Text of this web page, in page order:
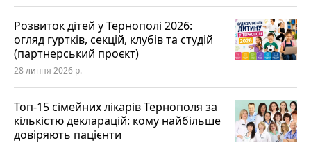
Розвиток дітей у Тернополі 2026:
огляд гуртків, секцій, клубів та студій
(партнерський проєкт)
28 липня 2026 р.
Топ-15 сімейних лікарів Тернополя за
кількістю декларацій: кому найбільше
довіряють пацієнти